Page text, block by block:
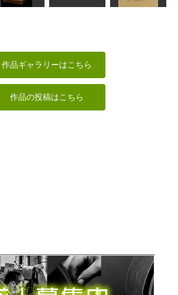
弥勒菩薩
ント）
作品ギャラリーはこちら
作品の投稿はこちら